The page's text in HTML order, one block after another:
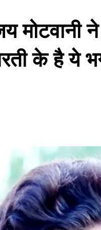
मोटवानी
के है ये